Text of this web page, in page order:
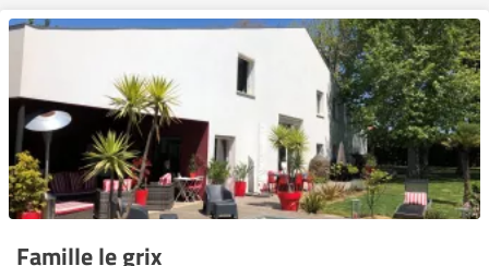
Famille le grix